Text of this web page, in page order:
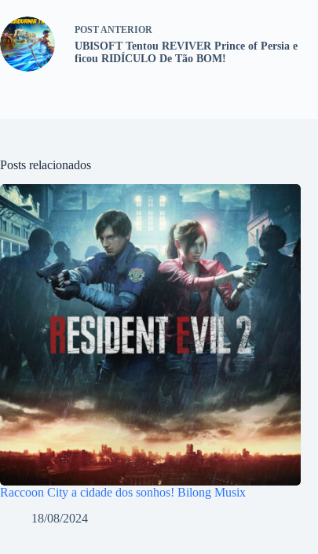
POSTANTERIOR
UBISOFT Tentou REVIVER Prince of Persia e
ficou RIDÍCULO De Tão BOM!
Posts relacionados
Raccoon City a cidade dos sonhos! Bilong Musix
18/08/2024